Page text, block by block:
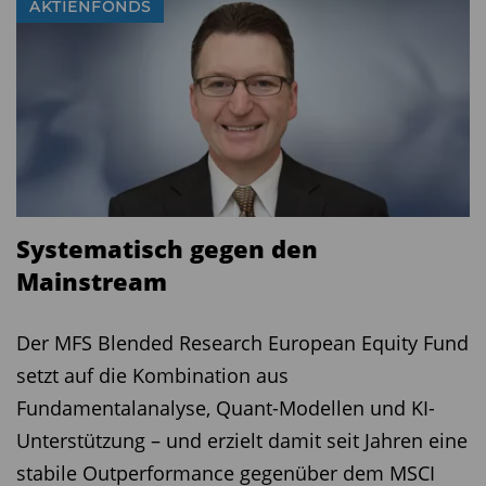
Der Allspring (Lux) Worldwide Fund – Global
Equity Fund (ISIN: LU3297090865) ist als Core-
Baustein konzipiert. Manager John Campbell
verfolgt eine systematische Anlagestrategie mit
dem Ziel, über verschiedene Marktzyklen hinweg
ein konstantes Alpha zu erzielen und gleichzeitig
ein diszipliniertes Risikomanagement
sicherzustellen. Dabei kombiniert Campbell
um 80 bis 100 attraktiv bewertete
Qualitätsunternehmen mit positiven Momentum-
Eigenschaften zu identifizieren. Neben der
gezielten Einzeltitelauswahl berücksichtigt das
Management auch makroökonomische Faktoren.
AKTIENFONDS
Systematisch gegen den
Mainstream
Der MFS Blended Research European Equity Fund
setzt auf die Kombination aus
Fundamentalanalyse, Quant-Modellen und KI-
Unterstützung – und erzielt damit seit Jahren eine
stabile Outperformance gegenüber dem MSCI